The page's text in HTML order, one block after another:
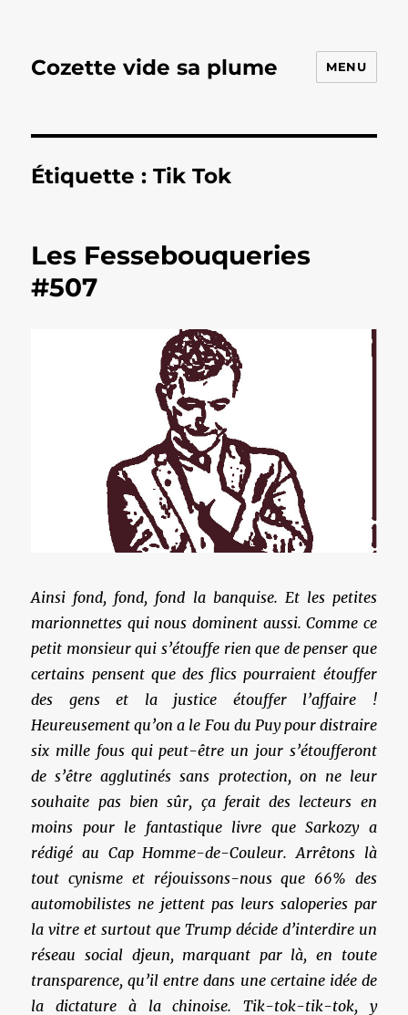
Cozette vide sa plume MENU
Étiquette :Tik Tok
Les Fessebouqueries
#507
Ainsi fond, fond, fond la banquise. Et les petites
marionnettes qui nous dominent aussi. Comme ce
petit monsieur qui s’étouffe rien que de penser que
certains pensent que des flics pourraient étouffer
des gens et la justice étouffer l’affaire !
Heureusement qu’on a le Fou du Puy pour distraire
six mille fous qui peut-être un jour s’étoufferont
de s’être agglutinés sans protection, on ne leur
souhaite pas bien sûr, ça ferait des lecteurs en
moins pour le fantastique livre que Sarkozy a
rédigé au Cap Homme-de-Couleur. Arrêtons là
tout cynisme et réjouissons-nous que 66% des
automobilistes ne jettent pas leurs saloperies par
la vitre et surtout que Trump décide d’interdire un
réseau social djeun, marquant par là, en toute
transparence, qu’il entre dans une certaine idée de
la dictature à la chinoise. Tik-tok-tik-tok, y